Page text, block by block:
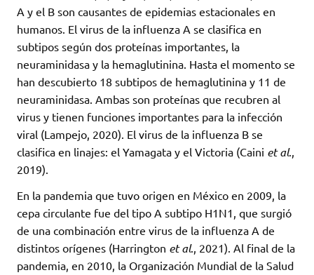
A y el B son causantes de epidemias estacionales en
humanos. El virus de la influenza A se clasifica en
subtipos según dos proteínas importantes, la
neuraminidasa y la hemaglutinina. Hasta el momento se
han descubierto 18 subtipos de hemaglutinina y 11 de
neuraminidasa. Ambas son proteínas que recubren al
virus y tienen funciones importantes para la infección
viral (Lampejo, 2020). El virus de la influenza B se
clasifica en linajes: el Yamagata y el Victoria (Caini et al.,
2019).
En la pandemia que tuvo origen en México en 2009, la
cepa circulante fue del tipo A subtipo H1N1, que surgió
de una combinación entre virus de la influenza A de
distintos orígenes (Harrington et al., 2021). Al final de la
pandemia, en 2010, la Organización Mundial de la Salud